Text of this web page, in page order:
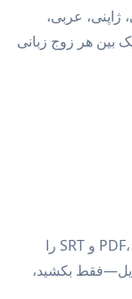
ژاپنی، عربی،
بین هر زوج زبانی
فایل‌های PDF، DOCX، PPTX، XLSX، CSV، EPUB و SRT را
بکشید،